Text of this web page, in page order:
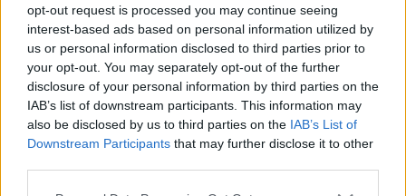
opt-out request is processed you may continue seeing
interest-based ads based on personal information utilized by
us or personal information disclosed to third parties prior to
your opt-out. You may separately opt-out of the further
disclosure of your personal information by third parties on the
IAB’s list of downstream participants. This information may
also be disclosed by us to third parties on the IAB’s List of
Downstream Participants that may further disclose it to other
«Από την πλευρά μας, εκφράσαμε την
κατηγορηματική διαμαρτυρία για αυτό το
αδικαιολόγητο και συγκρουσιακό βήμα που
έχει στόχο την ακόμη χειρότερη
καταστροφή του συνόλου των διμερών μας
σχέσεων. Επισημάναμε ότι αυτή η ενέργεια